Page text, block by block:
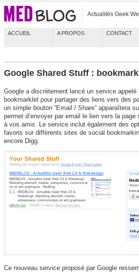
Actualités Geek
ACCUEIL A PROPOS CONTACT
Google Shared Stuff :
Google a discrètement lancé un service appelé
bookmarklet pour partager des liens vers des
un simple bouton “Email / Share” apparaîtera
permet d’envoyer par email le lien vers la
à vos amis. Le service inclut également des
favoris sur différents sites de social
encore Digg.
Ce nouveau service proposé par Google